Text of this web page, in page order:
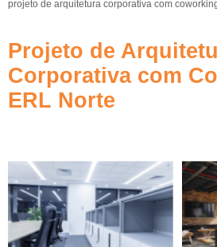
projeto de arquitetura corporativa com
Projeto de
Corporativa com
ERL Norte